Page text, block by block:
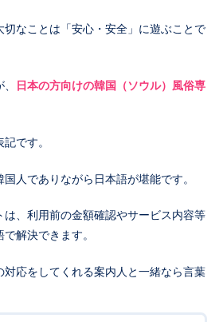
切なことは「安心・安全」に遊ぶことで
日本の方向けの韓国（ソウル）風俗専
です。
人でありながら日本語が堪能です。
、利用前の金額確認やサービス内容等
解決できます。
対応をしてくれる案内人と一緒なら言葉